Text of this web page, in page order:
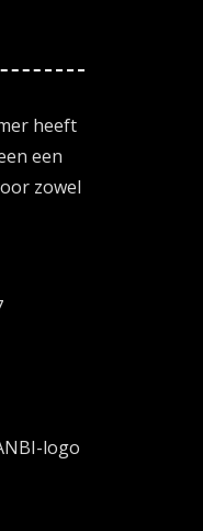
heeft
een
zowel